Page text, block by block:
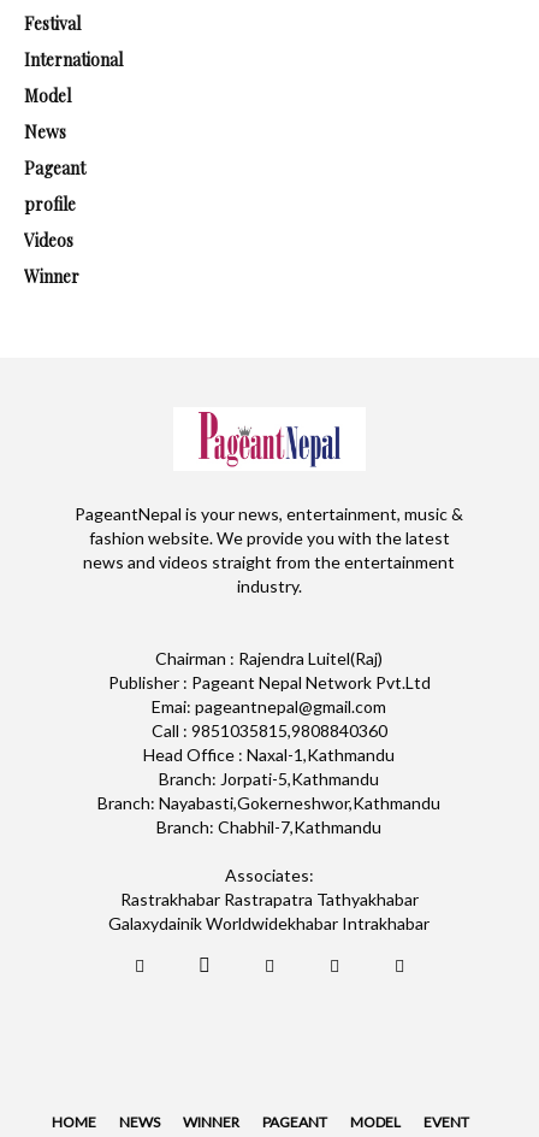
Festival
International
Model
News
Pageant
profile
Videos
Winner
PageantNepal is your news, entertainment, music &
fashion website. We provide you with the latest
news and videos straight from the entertainment
industry.
Chairman : Rajendra Luitel(Raj)
Publisher : Pageant Nepal Network Pvt.Ltd
Emai: pageantnepal@gmail.com
Call : 9851035815,9808840360
Head Office : Naxal-1,Kathmandu
Branch: Jorpati-5,Kathmandu
Branch: Nayabasti,Gokerneshwor,Kathmandu
Branch: Chabhil-7,Kathmandu
Associates:
Rastrakhabar Rastrapatra Tathyakhabar
Galaxydainik Worldwidekhabar Intrakhabar
HOME NEWS WINNER PAGEANT MODEL EVENT